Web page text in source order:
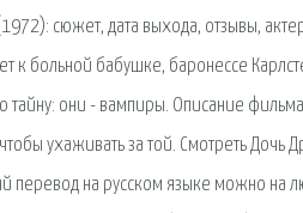
сюжет, дата выхода, отзывы,
к больной бабушке, баронессе
тайну: они - вампиры. Описание
ухаживать за той. Смотреть
перевод на русском языке можно на